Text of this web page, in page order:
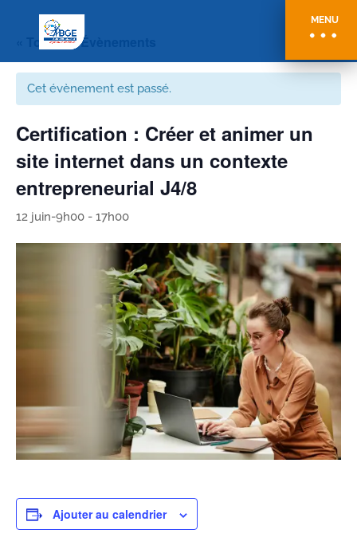
MENU
« Tous les Évènements
Cet évènement est passé.
Certification : Créer et animer un
site internet dans un contexte
entrepreneurial J4/8
12 juin-9h00 - 17h00
Ajouter au calendrier